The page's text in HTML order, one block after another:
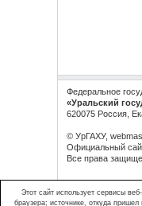
Федеральное
«Уральский
620075 Россия,
© УрГАХУ,
Официальный
Все права
Этот сайт использует сервисы
браузера; источнике, откуда